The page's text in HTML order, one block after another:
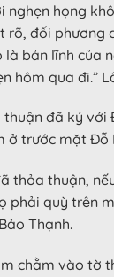
nghẹn họng
rõ, đối phương
là bản lĩnh của
hôm qua đi.”
đã ký với
ở trước mặt Đỗ
thỏa thuận,
phải quỳ trên
Thạnh.
chằm vào tờ